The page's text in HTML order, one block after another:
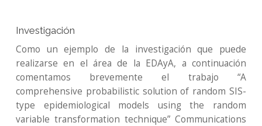
Investigación
Como un ejemplo de la investigación que puede
realizarse en el área de la EDAyA, a continuación
comentamos brevemente el trabajo “A
comprehensive probabilistic solution of random SIS-
type epidemiological models using the random
variable transformation technique” Communications